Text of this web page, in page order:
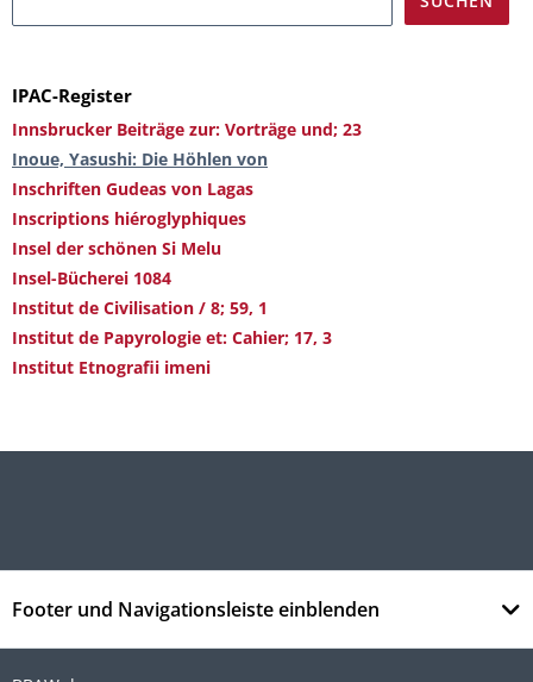
IPAC-Register
Innsbrucker Beiträge zur: Vorträge und; 23
Inoue, Yasushi: Die Höhlen von
Inschriften Gudeas von Lagas
Inscriptions hiéroglyphiques
Insel der schönen Si Melu
Insel-Bücherei 1084
Institut de Civilisation / 8; 59, 1
Institut de Papyrologie et: Cahier; 17, 3
Institut Etnografii imeni
Footer und Navigationsleiste einblenden